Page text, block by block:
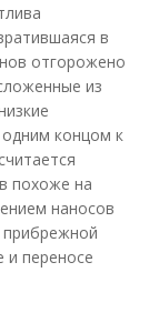
в
отгорожено
из
концом к
похоже на
наносов
прибрежной
и переносе